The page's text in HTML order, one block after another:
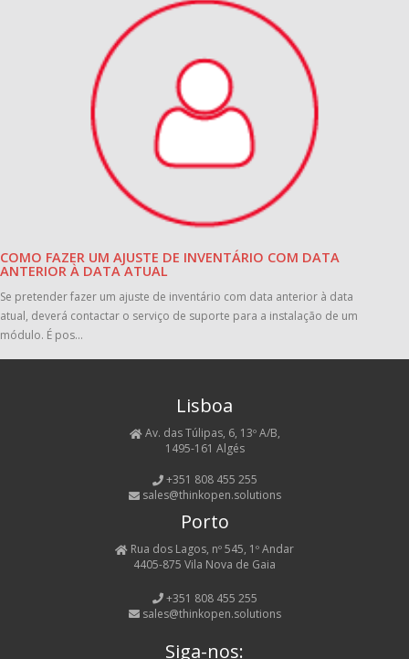
COMO FAZER UM AJUSTE DE INVENTÁRIO COM DATA
ANTERIOR À DATA ATUAL
Se pretender fazer um ajuste de inventário com data anterior à data
atual, deverá contactar o serviço de suporte para a instalação de um
módulo. É pos...
Lisboa
Av. das Túlipas, 6, 13º A/B,
1495-161 Algés
+351 808 455 255
sales@thinkopen.solutions
Porto
Rua dos Lagos, nº 545, 1º Andar
4405-875 Vila Nova de Gaia
+351 808 455 255
sales@thinkopen.solutions
Siga-nos: